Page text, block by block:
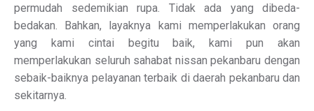
permudah sedemikian rupa. Tidak ada yang dibeda-
bedakan. Bahkan, layaknya kami memperlakukan orang
yang kami cintai begitu baik, kami pun akan
memperlakukan seluruh sahabat nissan pekanbaru dengan
sebaik-baiknya pelayanan terbaik di daerah pekanbaru dan
sekitarnya.